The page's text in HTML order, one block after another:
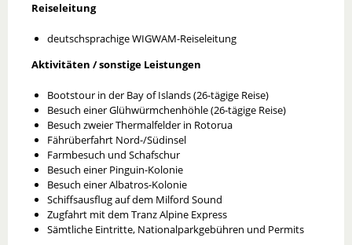
Reiseleitung
deutschsprachige WIGWAM-Reiseleitung
Aktivitäten / sonstige Leistungen
Bootstour in der Bay of Islands (26-tägige Reise)
Besuch einer Glühwürmchenhöhle (26-tägige Reise)
Besuch zweier Thermalfelder in Rotorua
Fährüberfahrt Nord-/Südinsel
Farmbesuch und Schafschur
Besuch einer Pinguin-Kolonie
Besuch einer Albatros-Kolonie
Schiffsausflug auf dem Milford Sound
Zugfahrt mit dem Tranz Alpine Express
Sämtliche Eintritte, Nationalparkgebühren und Permits